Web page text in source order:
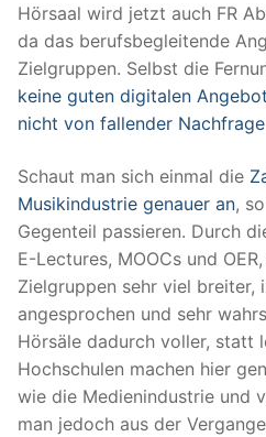
Hörsaal wird jetzt auch FR
da das berufsbegleitende
Zielgruppen. Selbst die
keine guten digitalen
nicht von fallender Nachfrage
Schaut man sich einmal die
Musikindustrie genauer an,
Gegenteil passieren. Durch
E-Lectures, MOOCs und
Zielgruppen sehr viel breiter,
angesprochen und sehr
Hörsäle dadurch voller, statt
Hochschulen machen hier
wie die Medienindustrie und
man jedoch aus der